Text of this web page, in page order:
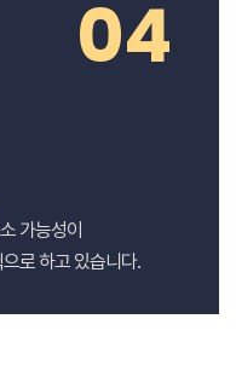
04
가능성이
로 하고 있습니다.